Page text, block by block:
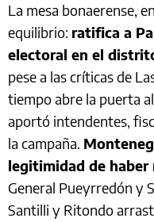
La mesa bonaerense,
equilibrio: ratifica a
electoral en el
pese a las críticas de
tiempo abre la puerta
aportó intendentes,
la campaña.
legitimidad de
General Pueyrredón y
Santilli y Ritondo